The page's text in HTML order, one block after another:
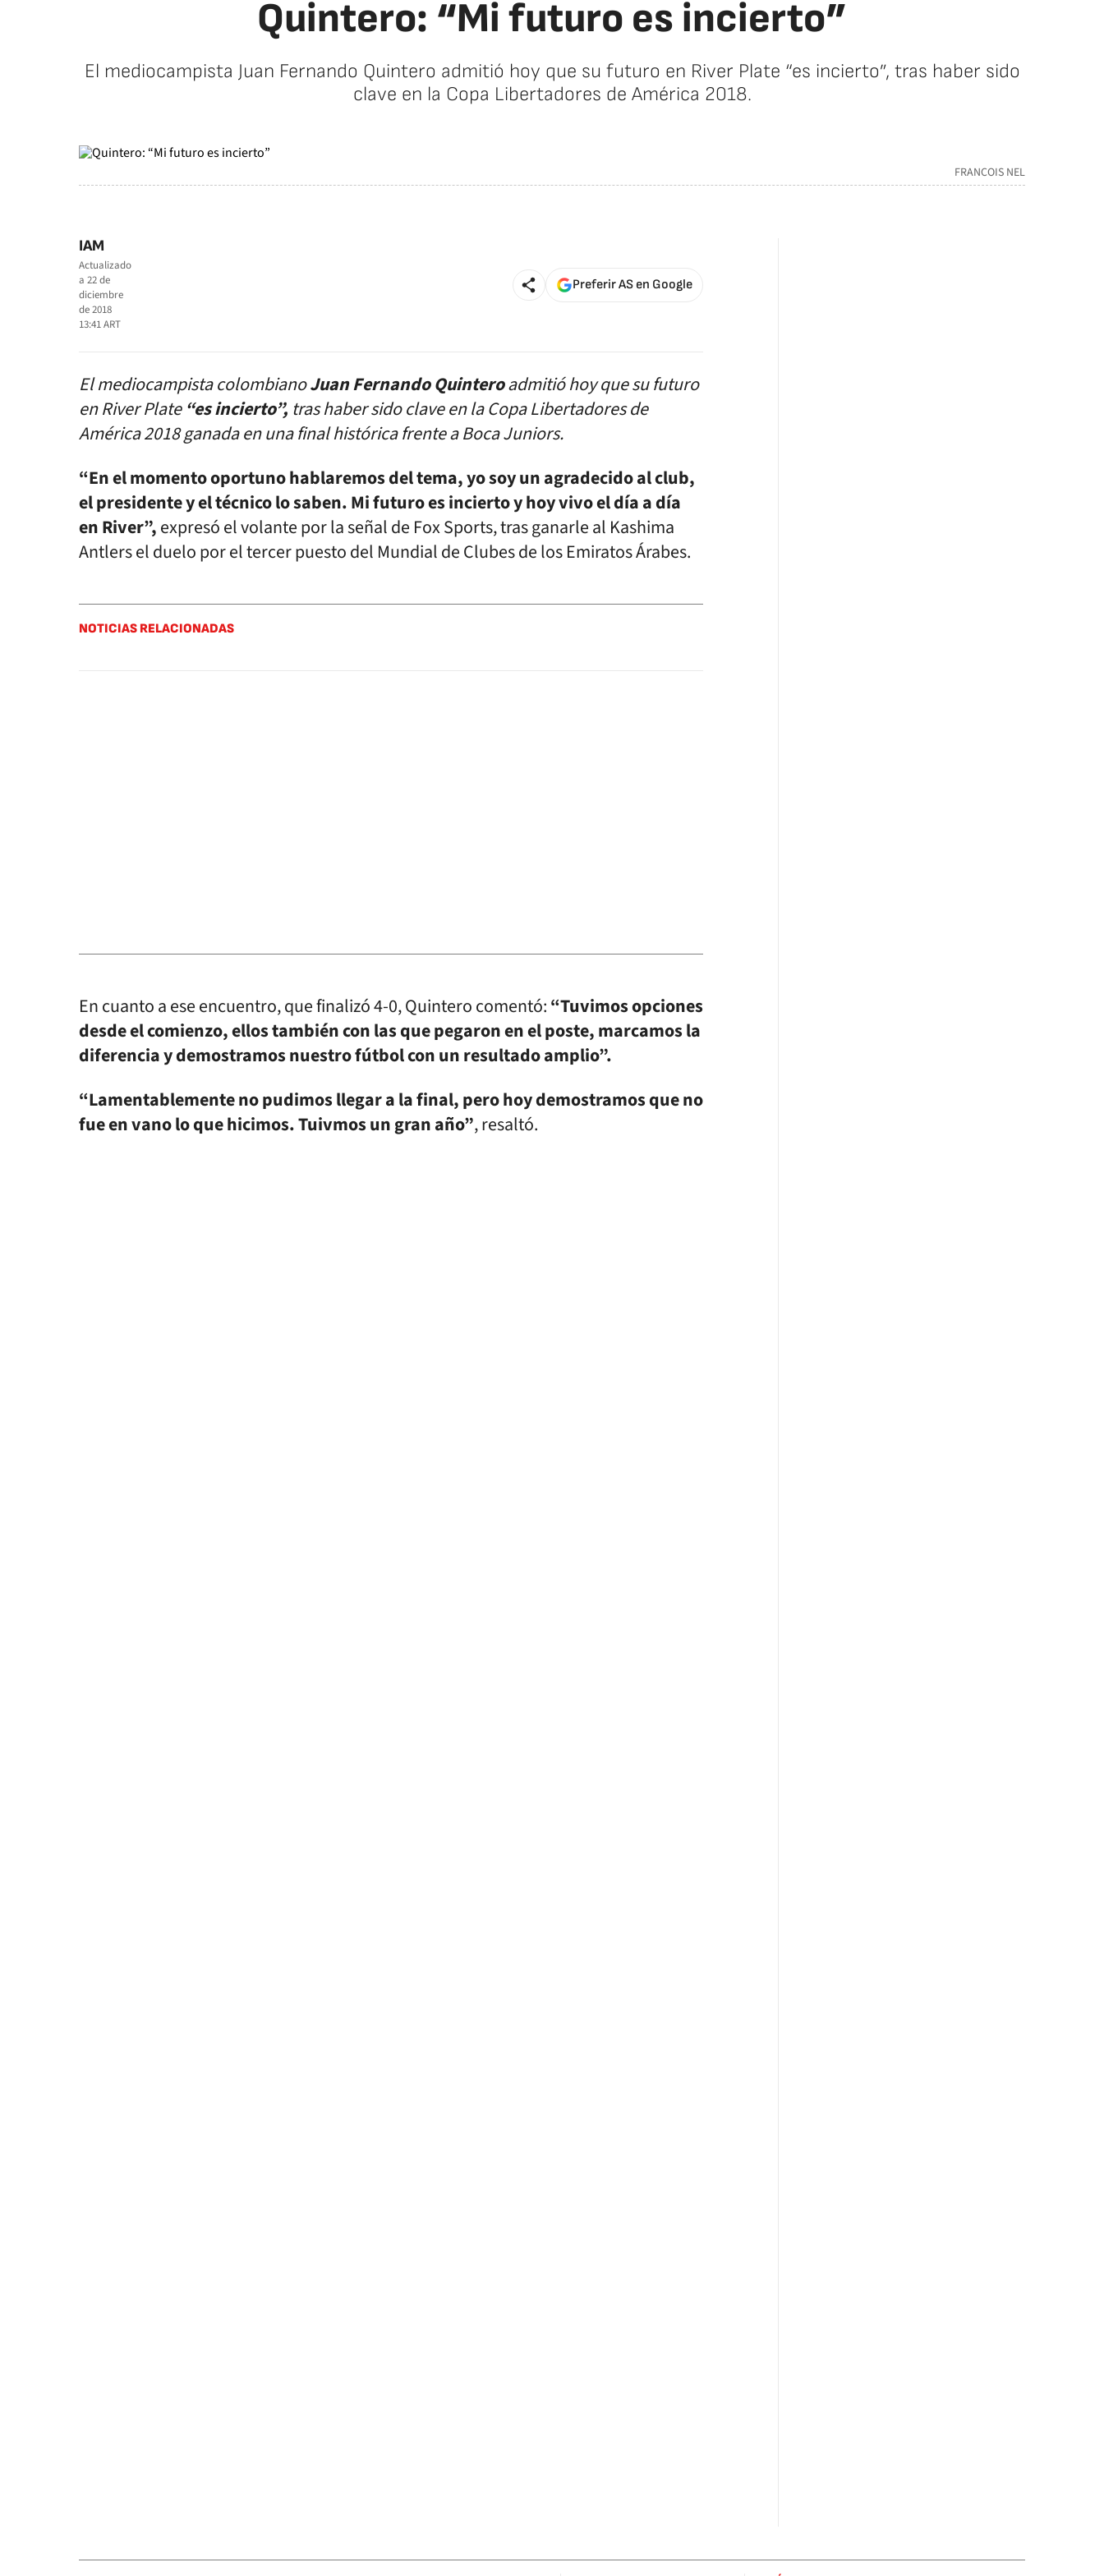
Quintero: “Mi futuro es incierto”
El mediocampista Juan Fernando Quintero admitió hoy que su futuro en River Plate “es incierto”, tras haber sido
clave en la Copa Libertadores de América 2018.
FRANCOIS NEL
IAM
Actualizado
a 22 de
diciembre
de 2018
13:41ART
Preferir AS en Google
El mediocampista colombianoJuan Fernando Quinteroadmitió hoy que su futuro
en River Plate“es incierto”, tras haber sido clave en la Copa Libertadores de
América 2018 ganada en una final histórica frente a Boca Juniors.
“En el momento oportuno hablaremos del tema, yo soy un agradecido al club,
el presidente y el técnico lo saben. Mi futuro es incierto y hoy vivo el día a día
en River”,expresó el volante por la señal de Fox Sports, tras ganarle al Kashima
Antlers el duelo por el tercer puesto del Mundial de Clubes de los Emiratos Árabes.
NOTICIAS RELACIONADAS
En cuanto a ese encuentro, que finalizó 4-0, Quintero comentó:“Tuvimos opciones
desde el comienzo, ellos también con las que pegaron en el poste, marcamos la
diferencia y demostramos nuestro fútbol con un resultado amplio”.
“Lamentablemente no pudimos llegar a la final, pero hoy demostramos que no
fue en vano lo que hicimos. Tuivmos un gran año”, resaltó.